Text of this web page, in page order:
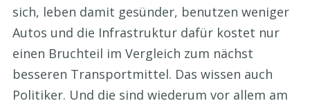
sich, leben damit gesünder, benutzen weniger
Autos und die Infrastruktur dafür kostet nur
einen Bruchteil im Vergleich zum nächst
besseren Transportmittel. Das wissen auch
Politiker. Und die sind wiederum vor allem am